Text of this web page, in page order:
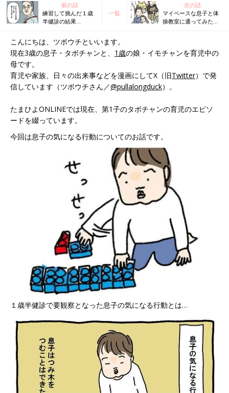
前の話
練習して挑んだ１歳
半健診の結果
チ育児劇場 #30】
一覧
次の話
マイペースな息子と体
操教室に通ってみた
こんにちは、ツボウチといいます。
現在3歳の息子・タボチャンと、 1歳の娘・イモチャンを育児中の
母です。
育児や家族、日々の出来事などを漫画にしてX（旧Twitter）で発
信しています（ツボウチさん／@pullalongduck）。
たまひよONLINEでは現在、第1子のタボチャンの育児のエピソ
ードを綴っています。
今回は息子の気になる行動についてのお話です。
１歳半健診で要観察となった息子の気になる行動とは…